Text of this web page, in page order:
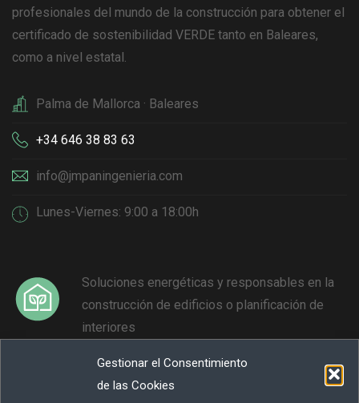
Gestionar el Consentimiento
de las Cookies
profesionales del mundo de la construcción para obtener el
certificado de sostenibilidad VERDE tanto en Baleares,
como a nivel estatal.
Palma de Mallorca · Baleares
+34 646 38 83 63
info@jmpaningenieria.com
Lunes-Viernes: 9:00 a 18:00h
Soluciones energéticas y responsables en la
construcción de edificios o planificación de
interiores
Reducción y neutralización de emisiones de
GEI para contribuir a la lucha contra el cambio